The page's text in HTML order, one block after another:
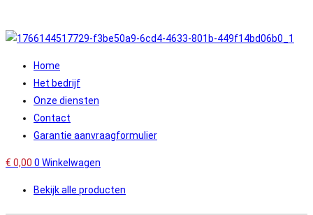
Home
Het bedrijf
Onze diensten
Contact
Garantie aanvraagformulier
€ 0,00 0 Winkelwagen
Bekijk alle producten